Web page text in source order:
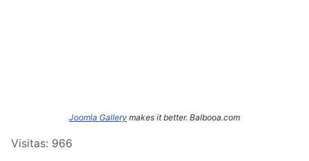
Joomla Gallery makes it better. Balbooa.com
Visitas: 966